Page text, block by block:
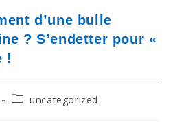
d’une bulle
? S’endetter pour «
!
Postuncategorized